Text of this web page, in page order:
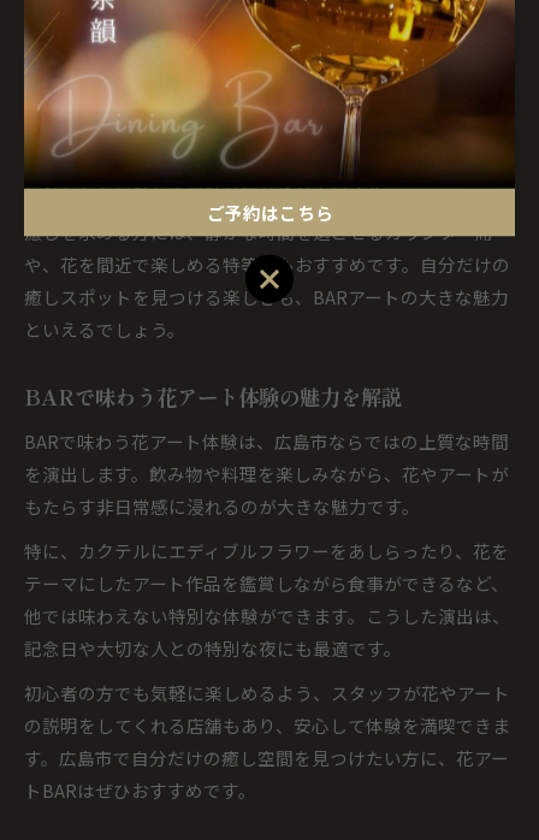
役割を担っています。
例えば、季節感あふれる花のアレンジメントや、花をモチー
フにした照明オブジェなど、細やかな演出が利用者の心を癒
します。実際に「花の香りに包まれてリフレッシュできた」
という声や、「アート作品と花のコラボレーションが印象的
だった」といった体験談も寄せられています。
癒しを求める方には、静かな時間を過ごせるカウンター席
や、花を間近で楽しめる特等席もおすすめです。自分だけの
癒しスポットを見つける楽しさも、BARアートの大きな魅力
といえるでしょう。
BARで味わう花アート体験の魅力を解説
BARで味わう花アート体験は、広島市ならではの上質な時間
を演出します。飲み物や料理を楽しみながら、花やアートが
もたらす非日常感に浸れるのが大きな魅力です。
特に、カクテルにエディブルフラワーをあしらったり、花を
テーマにしたアート作品を鑑賞しながら食事ができるなど、
他では味わえない特別な体験ができます。こうした演出は、
記念日や大切な人との特別な夜にも最適です。
初心者の方でも気軽に楽しめるよう、スタッフが花やアート
の説明をしてくれる店舗もあり、安心して体験を満喫できま
す。広島市で自分だけの癒し空間を見つけたい方に、花アー
トBARはぜひおすすめです。
ご予約はこちら
ご予約はこちら